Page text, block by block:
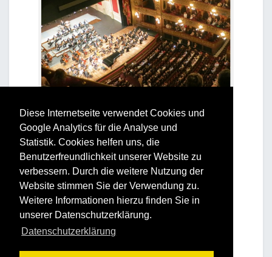
Diese Internetseite verwendet Cookies und
Google Analytics für die Analyse und
Statistik. Cookies helfen uns, die
Benutzerfreundlichkeit unserer Website zu
verbessern. Durch die weitere Nutzung der
Website stimmen Sie der Verwendung zu.
Weitere Informationen hierzu finden Sie in
unserer Datenschutzerklärung.
Datenschutzerklärung